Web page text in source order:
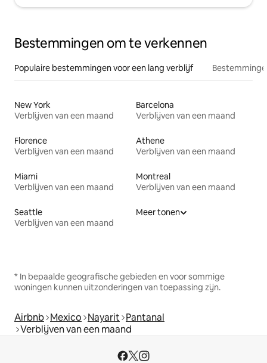
Bestemmingen om te verkennen
Populaire bestemmingen voor een lang verblijf
New York
Verblijven van een maand
Barcelona
Verblijven van een maand
Florence
Verblijven van een maand
Athene
Verblijven van een maand
Miami
Verblijven van een maand
Montreal
Verblijven van een maand
Seattle
Verblijven van een maand
Meer tonen
* In bepaalde geografische gebieden en voor sommige
woningen kunnen uitzonderingen van toepassing zijn.
Airbnb Mexico Nayarit Pantanal
Verblijven van een maand